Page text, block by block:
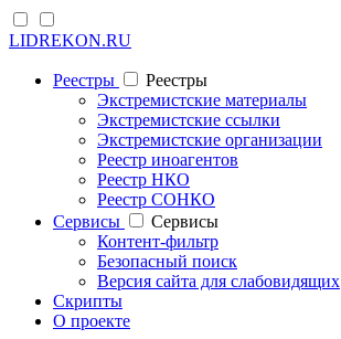
LIDREKON.RU
Реестры
Реестры
Экстремистские материалы
Экстремистские ссылки
Экстремистские организации
Реестр иноагентов
Реестр НКО
Реестр СОНКО
Cервисы
Cервисы
Контент-фильтр
Безопасный поиск
Версия сайта для слабовидящих
Скрипты
О проекте